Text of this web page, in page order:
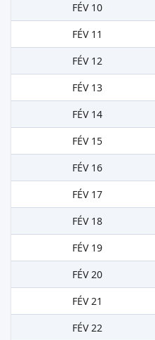
FÉV 10
FÉV 11
FÉV 12
FÉV 13
FÉV 14
FÉV 15
FÉV 16
FÉV 17
FÉV 18
FÉV 19
FÉV 20
FÉV 21
FÉV 22